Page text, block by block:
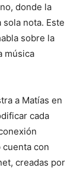
donde la
nota. Este
sobre la
música
a Matías en
cada
con
creadas por